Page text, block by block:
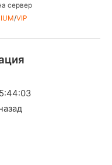
сервер
/VIP